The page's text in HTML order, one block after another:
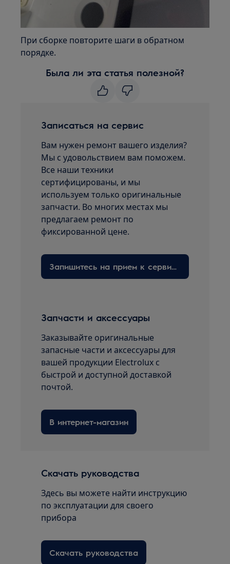
При сборке повторите шаги в обратном
порядке.
Была ли эта статья полезной?
Записаться на сервис
Вам нужен ремонт вашего изделия?
Мы с удовольствием вам поможем.
Все наши техники
сертифицированы, и мы
используем только оригинальные
запчасти. Во многих местах мы
предлагаем ремонт по
фиксированной цене.
Запишитесь на прием к сервисному технику здесь
Запчасти и аксессуары
Заказывайте оригинальные
запасные части и аксессуары для
вашей продукции Electrolux с
быстрой и доступной доставкой
почтой.
В интернет-магазин
Скачать руководства
Здесь вы можете найти инструкцию
по эксплуатации для своего
прибора
Скачать руководства